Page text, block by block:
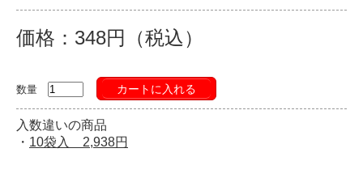
価格：348円（税込）
数量 カートに入れる
入数違いの商品
・ 10袋入 2,938円